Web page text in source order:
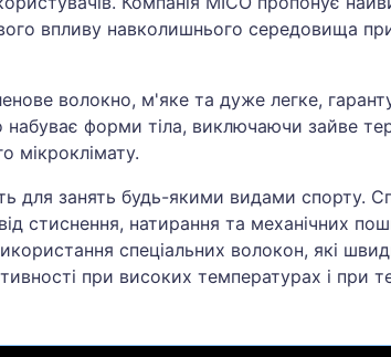
впливу навколишнього середовища
волокно, м'яке та дуже легке,
набуває форми тіла, виключаючи зайве
мікроклімату.
для занять будь-якими видами спорту.
стиснення, натирання та механічних
спеціальних волокон, які
при високих температурах і при